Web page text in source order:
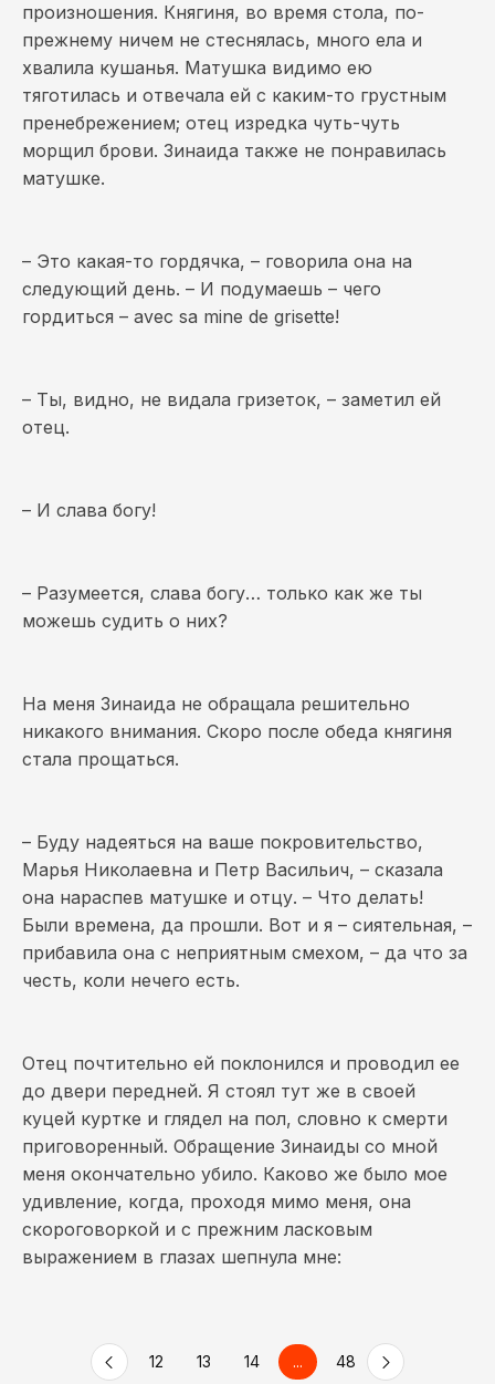
произношения. Княгиня, во время стола, по-
прежнему ничем не стеснялась, много ела и
хвалила кушанья. Матушка видимо ею
тяготилась и отвечала ей с каким-то грустным
пренебрежением; отец изредка чуть-чуть
морщил брови. Зинаида также не понравилась
матушке.
– Это какая-то гордячка, – говорила она на
следующий день. – И подумаешь – чего
гордиться – avec sa mine de grisette!
– Ты, видно, не видала гризеток, – заметил ей
отец.
– И слава богу!
– Разумеется, слава богу… только как же ты
можешь судить о них?
На меня Зинаида не обращала решительно
никакого внимания. Скоро после обеда княгиня
стала прощаться.
– Буду надеяться на ваше покровительство,
Марья Николаевна и Петр Васильич, – сказала
она нараспев матушке и отцу. – Что делать!
Были времена, да прошли. Вот и я – сиятельная, –
прибавила она с неприятным смехом, – да что за
честь, коли нечего есть.
Отец почтительно ей поклонился и проводил ее
до двери передней. Я стоял тут же в своей
куцей куртке и глядел на пол, словно к смерти
приговоренный. Обращение Зинаиды со мной
меня окончательно убило. Каково же было мое
удивление, когда, проходя мимо меня, она
скороговоркой и с прежним ласковым
выражением в глазах шепнула мне:
11 12 13 14 ... 48 49